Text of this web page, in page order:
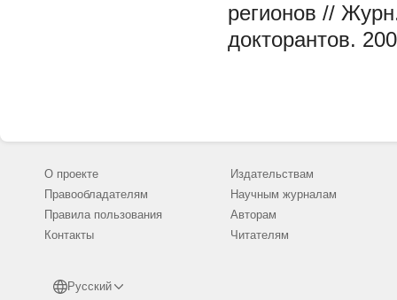
регионов //
докторантов.
О проекте
Правообладателям
Правила пользования
Контакты
Русский
Издательствам
Научным журналам
Авторам
Читателям